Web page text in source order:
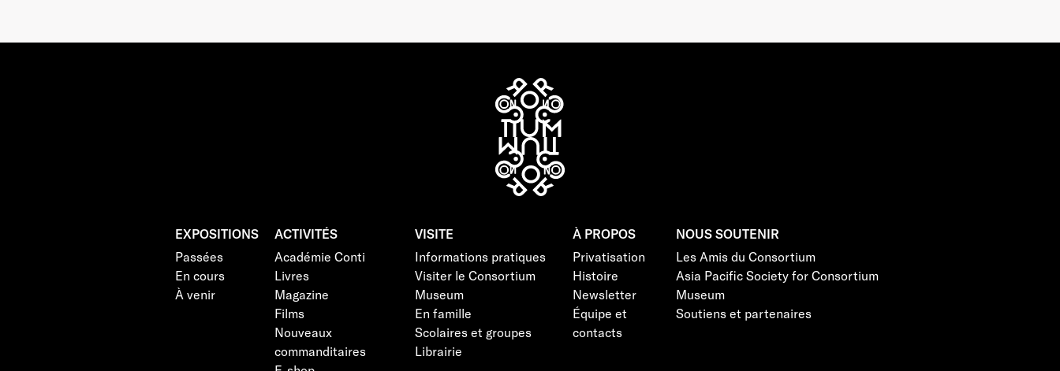
EXPOSITIONS
Passées
En cours
À venir
ACTIVITÉS
Académie Conti
Livres
Magazine
Films
Nouveaux
commanditaires
VISITE
Informations pratiques
Visiter le Consortium
Museum
En famille
Scolaires et groupes
Librairie
À PROPOS
Privatisation
Histoire
Newsletter
Équipe et
contacts
NOUS SOUTENIR
Les Amis du Consortium
Asia Pacific Society for Consortium
Museum
Soutiens et partenaires